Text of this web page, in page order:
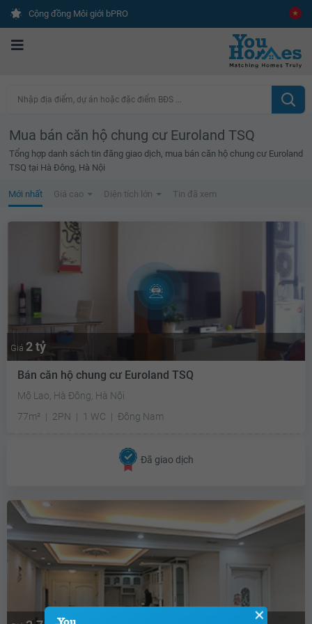
Cộng đồng Môi giới bPRO
Nhập địa điểm, dự án hoặc đặc điểm BĐS ...
Mua bán căn hộ chung cư Euroland TSQ
Tổng hợp danh sách tin đăng giao dịch, mua bán căn hộ chung cư Euroland
TSQ tại Hà Đông, Hà Nội
Mới nhất Giá cao Diện tích lớn Tin đã xem
Giá 2 tỷ
Bán căn hộ chung cư Euroland TSQ
Mộ Lao, Hà Đông, Hà Nội
77m²
2PN 1 WC Đông Nam
Đã giao dịch
✕